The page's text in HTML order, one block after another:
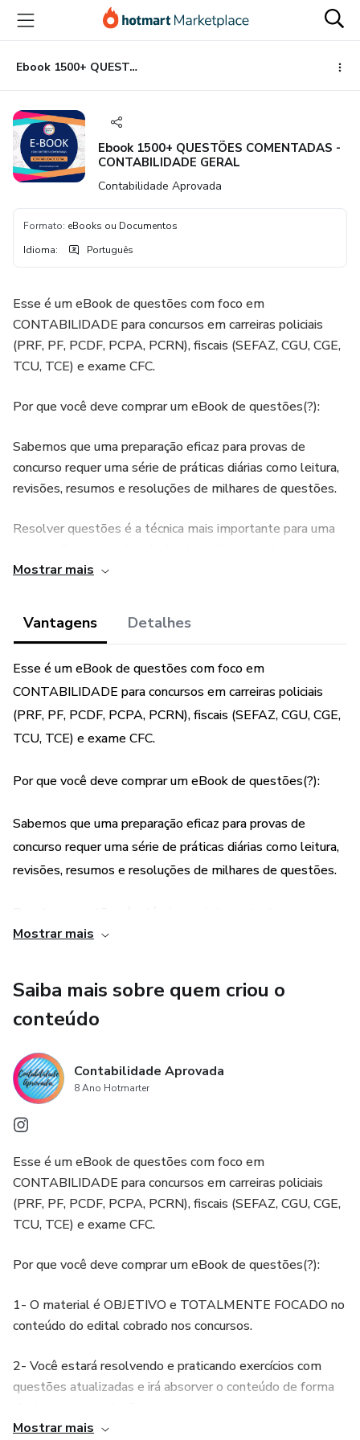
para
conteúdo
principal
para
pagamento
para
rodapé
Ebook 1500+ QUESTÕES COMENTADAS - CONTABILIDADE GERAL
Ebook 1500+ QUESTÕES COMENTADAS -
CONTABILIDADE GERAL
Contabilidade Aprovada
Formato: eBooks ou Documentos
Idioma: Português
Esse é um eBook de questões com foco em
CONTABILIDADE para concursos em carreiras policiais
(PRF, PF, PCDF, PCPA, PCRN), fiscais (SEFAZ, CGU, CGE,
TCU, TCE) e exame CFC.
Por que você deve comprar um eBook de questões(?):
Sabemos que uma preparação eficaz para provas de
concurso requer uma série de práticas diárias como leitura,
revisões, resumos e resoluções de milhares de questões.
Resolver questões é a técnica mais importante para uma
prova conhecendo a banca e se deparar com questões
É necessário que você resolva o MÁXIMO de questões
pois através dos comentários será possível que vocês
identifiquem os erros e melhorem o desempenho.
No Ebook você encontrará mais de 1500 questões de
tema.
O material é composto por mais de 1200 páginas de
- NOÇÕES INTRODUTÓRIAS:
• Fatos contábeis
• Balanço Patrimonial
- PRONUNCIAMENTOS CONTÁBEIS:
• Estrutura conceitual
• Redução ao valor recuperável
• Ajuste ao valor presente
• Estoques
Mostrar mais
Vantagens Detalhes
Esse é um eBook de questões com foco em
CONTABILIDADE para concursos em carreiras policiais
(PRF, PF, PCDF, PCPA, PCRN), fiscais (SEFAZ, CGU, CGE,
TCU, TCE) e exame CFC.
Por que você deve comprar um eBook de questões(?):
Sabemos que uma preparação eficaz para provas de
concurso requer uma série de práticas diárias como leitura,
revisões, resumos e resoluções de milhares de questões.
preparação com qualidade. Nada melhor que chegar na
similares as que você já resolveu anteriormente.
É necessário que você resolva o MÁXIMO de questões
que puder e que dê preferência às questões comentadas,
pois através dos comentários será possível que vocês
identifiquem os erros e melhorem o desempenho.
No Ebook você encontrará mais de 1500 questões de
concursos comentadas e organizadas de acordo com o
tema.
O material é composto por mais de 1200 páginas de
• Conceitos contábeis
• Princípios contábeis
• Fatos contábeis
Mostrar mais
Saiba mais sobre quem criou o
conteúdo
Contabilidade Aprovada
8 Ano Hotmarter
Esse é um eBook de questões com foco em
CONTABILIDADE para concursos em carreiras policiais
(PRF, PF, PCDF, PCPA, PCRN), fiscais (SEFAZ, CGU, CGE,
TCU, TCE) e exame CFC.
Por que você deve comprar um eBook de questões(?):
1- O material é OBJETIVO e TOTALMENTE FOCADO no
conteúdo do edital cobrado nos concursos.
2- Você estará resolvendo e praticando exercícios com
questões atualizadas e irá absorver o conteúdo de forma
Mostrar mais